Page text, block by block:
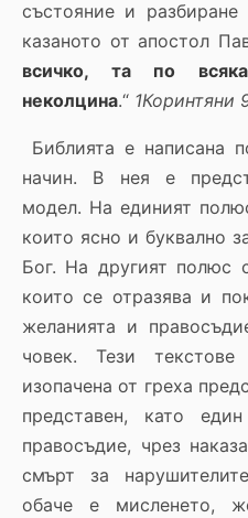
състояние и
казаното от апостол
всичко, та по
неколцина.“ 1Коринтяни
Библията е написана
начин. В нея е
модел. На единият
които ясно и буквално
Бог. На другият полюс
които се отразява и
желанията и
човек. Тези
изопачена от греха
представен, като
правосъдие, чрез
смърт за
обаче е мисленето,